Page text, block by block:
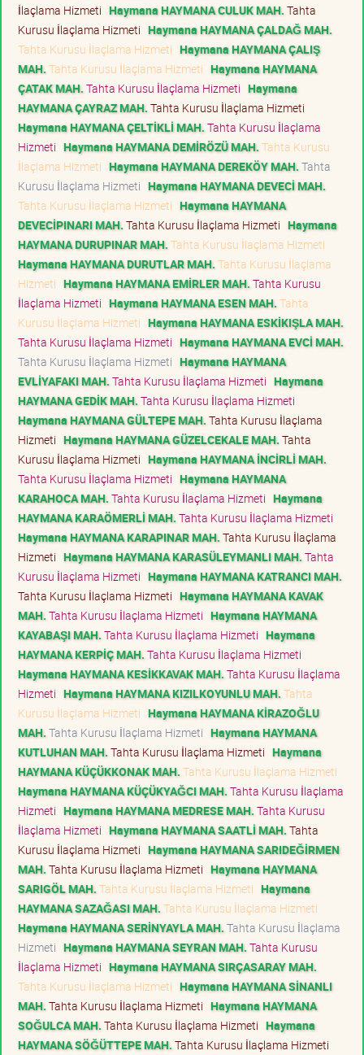
İlaçlama Hizmeti Haymana HAYMANA CULUK MAH. Tahta
Kurusu İlaçlama Hizmeti Haymana HAYMANA ÇALDAĞ MAH.
Tahta Kurusu İlaçlama Hizmeti Haymana HAYMANA ÇALIŞ
MAH. Tahta Kurusu İlaçlama Hizmeti Haymana HAYMANA
ÇATAK MAH. Tahta Kurusu İlaçlama Hizmeti Haymana
HAYMANA ÇAYRAZ MAH. Tahta Kurusu İlaçlama Hizmeti
Haymana HAYMANA ÇELTİKLİ MAH. Tahta Kurusu İlaçlama
Hizmeti Haymana HAYMANA DEMİRÖZÜ MAH. Tahta Kurusu
İlaçlama Hizmeti Haymana HAYMANA DEREKÖY MAH. Tahta
Kurusu İlaçlama Hizmeti Haymana HAYMANA DEVECİ MAH.
Tahta Kurusu İlaçlama Hizmeti Haymana HAYMANA
DEVECİPINARI MAH. Tahta Kurusu İlaçlama Hizmeti Haymana
HAYMANA DURUPINAR MAH. Tahta Kurusu İlaçlama Hizmeti
Haymana HAYMANA DURUTLAR MAH. Tahta Kurusu İlaçlama
Hizmeti Haymana HAYMANA EMİRLER MAH. Tahta Kurusu
İlaçlama Hizmeti Haymana HAYMANA ESEN MAH. Tahta
Kurusu İlaçlama Hizmeti Haymana HAYMANA ESKİKIŞLA MAH.
Tahta Kurusu İlaçlama Hizmeti Haymana HAYMANA EVCİ MAH.
Tahta Kurusu İlaçlama Hizmeti Haymana HAYMANA
EVLİYAFAKI MAH. Tahta Kurusu İlaçlama Hizmeti Haymana
HAYMANA GEDİK MAH. Tahta Kurusu İlaçlama Hizmeti
Haymana HAYMANA GÜLTEPE MAH. Tahta Kurusu İlaçlama
Hizmeti Haymana HAYMANA GÜZELCEKALE MAH. Tahta
Kurusu İlaçlama Hizmeti Haymana HAYMANA İNCİRLİ MAH.
Tahta Kurusu İlaçlama Hizmeti Haymana HAYMANA
KARAHOCA MAH. Tahta Kurusu İlaçlama Hizmeti Haymana
HAYMANA KARAÖMERLİ MAH. Tahta Kurusu İlaçlama Hizmeti
Haymana HAYMANA KARAPINAR MAH. Tahta Kurusu İlaçlama
Hizmeti Haymana HAYMANA KARASÜLEYMANLI MAH. Tahta
Kurusu İlaçlama Hizmeti Haymana HAYMANA KATRANCI MAH.
Tahta Kurusu İlaçlama Hizmeti Haymana HAYMANA KAVAK
MAH. Tahta Kurusu İlaçlama Hizmeti Haymana HAYMANA
KAYABAŞI MAH. Tahta Kurusu İlaçlama Hizmeti Haymana
HAYMANA KERPİÇ MAH. Tahta Kurusu İlaçlama Hizmeti
Haymana HAYMANA KESİKKAVAK MAH. Tahta Kurusu İlaçlama
Hizmeti Haymana HAYMANA KIZILKOYUNLU MAH. Tahta
Kurusu İlaçlama Hizmeti Haymana HAYMANA KİRAZOĞLU
MAH. Tahta Kurusu İlaçlama Hizmeti Haymana HAYMANA
KUTLUHAN MAH. Tahta Kurusu İlaçlama Hizmeti Haymana
HAYMANA KÜÇÜKKONAK MAH. Tahta Kurusu İlaçlama Hizmeti
Haymana HAYMANA KÜÇÜKYAĞCI MAH. Tahta Kurusu İlaçlama
Hizmeti Haymana HAYMANA MEDRESE MAH. Tahta Kurusu
İlaçlama Hizmeti Haymana HAYMANA SAATLİ MAH. Tahta
Kurusu İlaçlama Hizmeti Haymana HAYMANA SARIDEĞİRMEN
MAH. Tahta Kurusu İlaçlama Hizmeti Haymana HAYMANA
SARIGÖL MAH. Tahta Kurusu İlaçlama Hizmeti Haymana
HAYMANA SAZAĞASI MAH. Tahta Kurusu İlaçlama Hizmeti
Haymana HAYMANA SERİNYAYLA MAH. Tahta Kurusu İlaçlama
Hizmeti Haymana HAYMANA SEYRAN MAH. Tahta Kurusu
İlaçlama Hizmeti Haymana HAYMANA SIRÇASARAY MAH.
Tahta Kurusu İlaçlama Hizmeti Haymana HAYMANA SİNANLI
MAH. Tahta Kurusu İlaçlama Hizmeti Haymana HAYMANA
SOĞULCA MAH. Tahta Kurusu İlaçlama Hizmeti Haymana
HAYMANA SÖĞÜTTEPE MAH. Tahta Kurusu İlaçlama Hizmeti